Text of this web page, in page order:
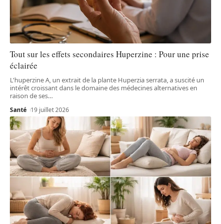
Tout sur les effets secondaires Huperzine : Pour une prise
éclairée
L'huperzine A, un extrait de la plante Huperzia serrata, a suscité un
intérêt croissant dans le domaine des médecines alternatives en
raison de ses…
Santé 19 juillet 2026